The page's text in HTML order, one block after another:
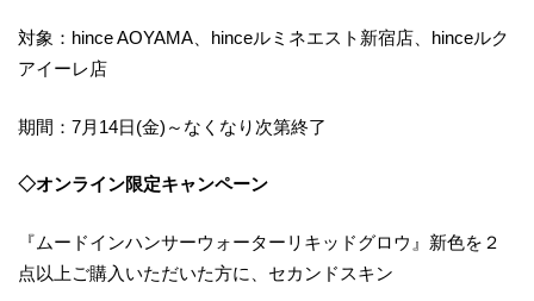
対象：hince AOYAMA、hinceルミネエスト新宿店、hinceルク
アイーレ店
期間：7月14日(金)～なくなり次第終了
◇オンライン限定キャンペーン
『ムードインハンサーウォーターリキッドグロウ』新色を２
点以上ご購入いただいた方に、セカンドスキン